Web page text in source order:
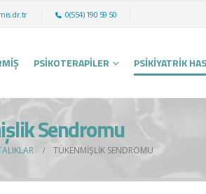
0(554) 190 59 50
PSIKOTERAPILER PSIKIYATRIK
Sendromu
TÜKENMIŞLIK SENDROMU